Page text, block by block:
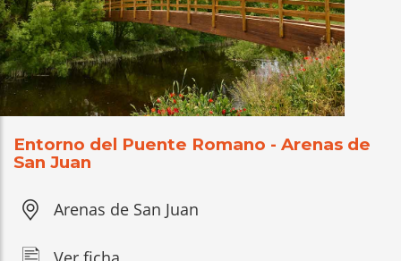
Entorno del Puente Romano - Arenas de
San Juan
Arenas de San Juan